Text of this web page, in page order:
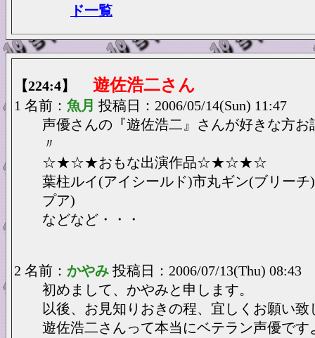
ド一覧
【224:4】 遊佐浩二さん
1 名前： 魚月 投稿日：2006/05/14(Sun) 11:47
声優さんの『遊佐浩二』さんが好きな方
〃
☆★☆★おもな出演作品☆★☆★☆
葉柱ルイ(アイシールド)市丸ギン(ブリーチ
プア)
などなど・・・
2 名前： かやみ 投稿日：2006/07/13(Thu) 08:43
初めまして、かやみと申します。
以後、お見知りおきの程、宜しくお願い致
遊佐浩二さんって本当にベテラン声優です